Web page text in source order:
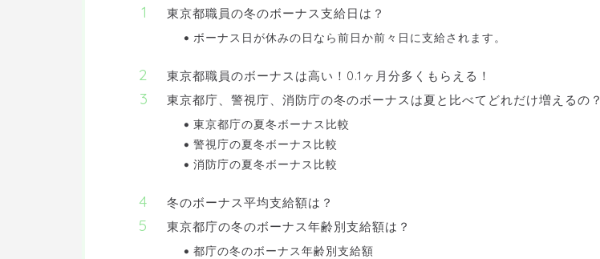
東京都職員の冬のボーナス支給日は？
ボーナス日が休みの日なら前日か前々日に支給されます。
東京都職員のボーナスは高い！0.1ヶ月分多くもらえる！
東京都庁、警視庁、消防庁の冬のボーナスは夏と比べてどれだけ増えるの？
東京都庁の夏冬ボーナス比較
警視庁の夏冬ボーナス比較
消防庁の夏冬ボーナス比較
冬のボーナス平均支給額は？
東京都庁の冬のボーナス年齢別支給額は？
都庁の冬のボーナス年齢別支給額